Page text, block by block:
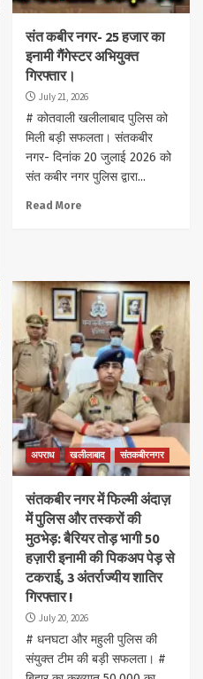
संत कबीर नगर- 25 हजार का
इनामी गैंगेस्टर अभियुक्त
गिरफ्तार।
July 21, 2026
# कोतवाली खलीलाबाद पुलिस को
मिली बड़ी सफलता। संतकबीर
नगर- दिनांक 20 जुलाई 2026 को
संत कबीर नगर पुलिस द्वारा...
Read More
अपराध खलीलाबाद संतकबीरनगर
संतकबीर नगर में फिल्मी अंदाज़
में पुलिस और तस्करों की
मुठभेड़: बैरियर तोड़ भागी 50
हज़ारी इनामी की पिकअप पेड़ से
टकराई, 3 अंतर्राज्यीय शातिर
गिरफ्तार !
July 20, 2026
# धनघटा और महुली पुलिस की
संयुक्त टीम की बड़ी सफलता। #